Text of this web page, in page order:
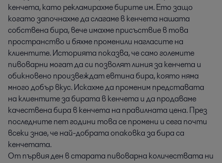
кенчета, като рекламирахме бирите им. Ето защо
когато започнахме да слагаме в кенчета нашата
собствена бира, вече имахме присъствие в това
пространство и бяхме променили нагласите на
клиентите. Историята показва, че само големите
пивоварни могат да си позволят линия за кенчета и
обикновено произвеждат евтина бира, която няма
много добър вкус. Искахме да променим представата
на клиентите за бирата в кенчета и да продаваме
качествена бира в кенчета на правилната цена. През
последните пет години това се промени и сега почти
всеки знае, че най-добрата опаковка за бира са
кенчетата.
От първия ден в старата пивоварна количествата ни